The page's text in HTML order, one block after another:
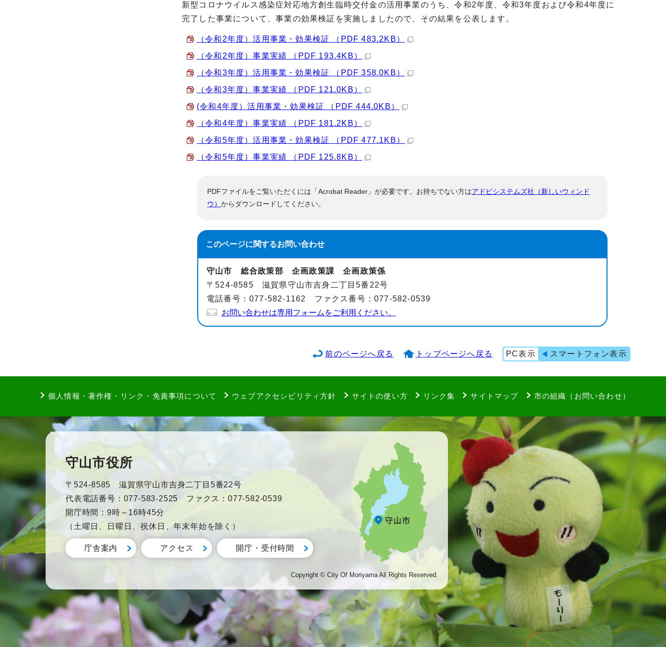
新型コロナウイルス感染症対応地方創生臨時交付金の活用事業のうち、令和2年度、令和3年度および令和4年度に
完了した事業について、事業の効果検証を実施しましたので、その結果を公表します。
（令和2年度）活用事業・効果検証 （PDF 483.2KB）
（令和2年度）事業実績 （PDF 193.4KB）
（令和3年度）活用事業・効果検証 （PDF 358.0KB）
（令和3年度）事業実績 （PDF 121.0KB）
(令和4年度）活用事業・効果検証 （PDF 444.0KB）
（令和4年度）事業実績 （PDF 181.2KB）
（令和5年度）活用事業・効果検証 （PDF 477.1KB）
（令和5年度）事業実績 （PDF 125.8KB）
PDFファイルをご覧いただくには「Acrobat Reader」が必要です。お持ちでない方はアドビシステムズ社（新しいウィンド
ウ） からダウンロードしてください。
このページに関するお問い合わせ
守山市 総合政策部 企画政策課 企画政策係
〒524-8585 滋賀県守山市吉身二丁目5番22号
電話番号：077-582-1162 ファクス番号：077-582-0539
お問い合わせは専用フォームをご利用ください。
前のページへ戻る トップページへ戻る PC表示 スマートフォン表示
個人情報・著作権・リンク・免責事項について ウェブアクセシビリティ方針 サイトの使い方 リンク集 サイトマップ 市の組織（お問い合わせ）
守山市役所
〒524-8585 滋賀県守山市吉身二丁目5番22号
代表電話番号：077-583-2525 ファクス：077-582-0539
開庁時間：9時～16時45分
（土曜日、日曜日、祝休日、年末年始を除く）
庁舎案内 アクセス 開庁・受付時間
Copyright © City Of Moriyama All Rights Reserved.